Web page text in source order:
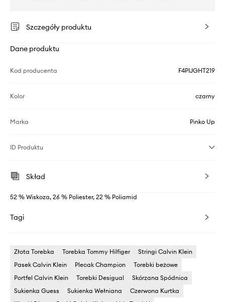
Szczegóły produktu
Dane produktu
Kod producenta F4PIJGHT219
Kolor czarny
Marka Pinko Up
ID Produktu
Skład
52 % Wiskoza, 26 % Poliester, 22 % Poliamid
Tagi
Złota Torebka Torebka Tommy Hilfiger
Stringi Calvin Klein
Pasek Calvin Klein
Plecak Champion
Torebki beżowe
Portfel Calvin Klein
Torebki Desigual
Skórzana Spódnica
Sukienka Guess
Sukienka Wełniana
Czerwona Kurtka